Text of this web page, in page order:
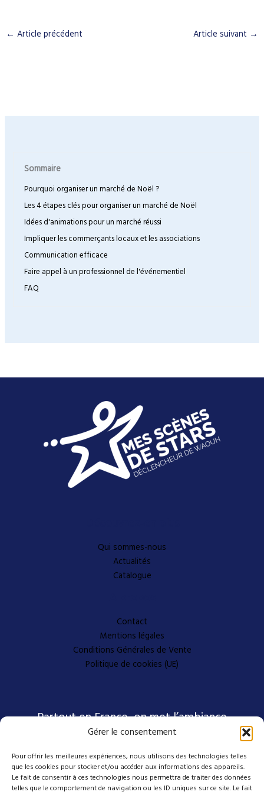
Gérer le consentement
Pour offrir les meilleures expériences, nous utilisons des technologies telles
que les cookies pour stocker et/ou accéder aux informations des appareils.
Le fait de consentir à ces technologies nous permettra de traiter des données
telles que le comportement de navigation ou les ID uniques sur ce site. Le fait
Sommaire
Pourquoi organiser un marché de Noël ?
Les 4 étapes clés pour organiser un marché de Noël
Idées d'animations pour un marché réussi
Impliquer les commerçants locaux et les associations
Communication efficace
Faire appel à un professionnel de l'événementiel
FAQ
← Article précédent Article suivant →
Qui sommes-nous
Actualités
Catalogue
Contact
Mentions légales
Conditions Générales de Vente
Politique de cookies (UE)
Partout en France, on met l’ambiance
Nos coordonnées